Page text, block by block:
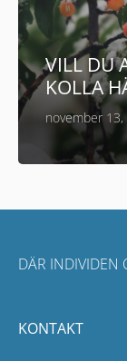
VILL DU
KOLLA
november
DÄR INDIVIDEN
KONTAKT